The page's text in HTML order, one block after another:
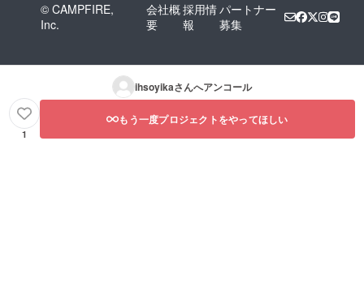
© CAMPFIRE,
Inc.
会社概
要
採用情
報
パートナー
募集
ihsoyikaさんへアンコール
1
もう一度プロジェクトをやってほしい